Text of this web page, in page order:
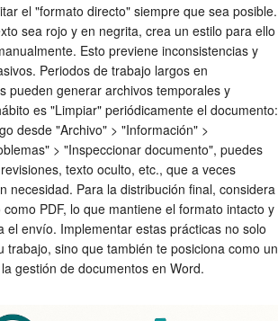
el "formato directo" siempre que sea posible.
sea rojo y en negrita, crea un estilo para ello
Esto previene inconsistencias y
Periodos de trabajo largos en
pueden generar archivos temporales y
es "Limpiar" periódicamente el documento:
desde "Archivo" > "Información" >
> "Inspeccionar documento", puedes
texto oculto, etc., que a veces
necesidad. Para la distribución final, considera
PDF, lo que mantiene el formato intacto y
el envío. Implementar estas prácticas no solo
trabajo, sino que también te posiciona como un
gestión de documentos en Word.